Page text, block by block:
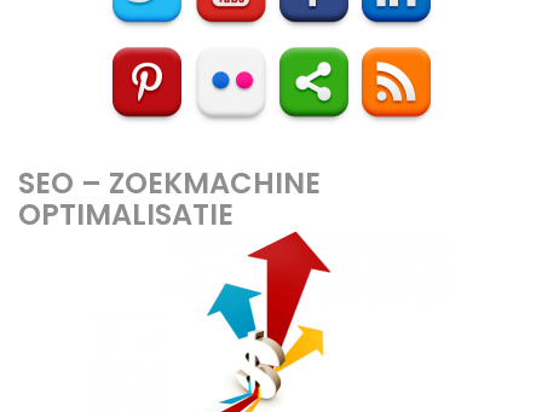
SEO – ZOEKMACHINE
OPTIMALISATIE